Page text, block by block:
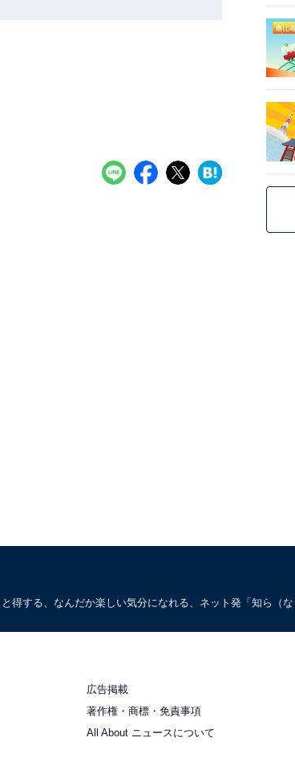
する、なんだか楽しい気分になれる、ネット発「知ら（な
広告掲載
著作権・商標・免責事項
All About ニュースについて